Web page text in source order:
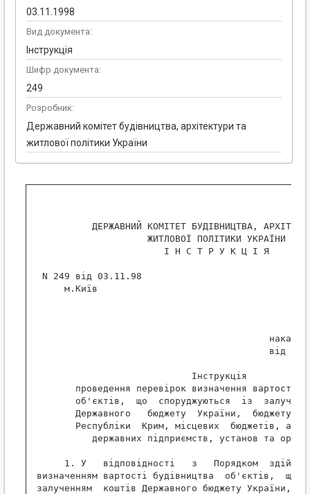
03.11.1998
Вид документа:
Інструкція
Шифр документа:
249
Розробник:
Державний комітет будівництва, архітектури та
житлової політики України
ДЕРЖАВНИЙ КОМІТЕТ БУДІВНИЦТВА,
                    ЖИТЛОВОЇ ПОЛІТИКИ УКРАЇНИ
                       І Н С Т Р У К Ц І Я
N 249 від 03.11.98
     м.Київ
від
                            Інструкція
проведення перевірок визначення вартості
об'єктів,  що  споруджуються  із
Державного   бюджету  України,  бюджету
Республіки  Крим, місцевих  бюджетів, а
державних підприємств, установ та
1. У   відповідності   з   Порядком
визначенням вартості будівництва  об'єктів,  що
залученням  коштів Державного бюджету України,